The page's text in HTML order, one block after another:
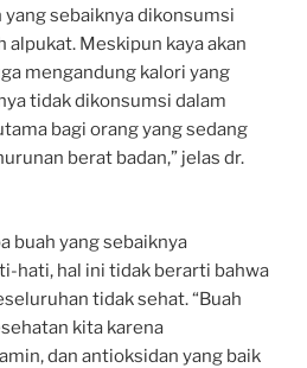
yang sebaiknya dikonsumsi
alpukat. Meskipun kaya akan
mengandung kalori yang
tidak dikonsumsi dalam
bagi orang yang sedang
berat badan,” jelas dr.
buah yang sebaiknya
hati, hal ini tidak berarti bahwa
tidak sehat. “Buah
kita karena
dan antioksidan yang baik